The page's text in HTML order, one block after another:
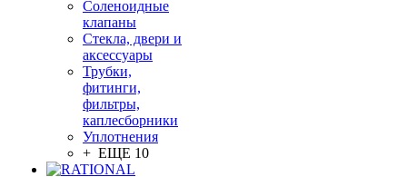
Соленоидные
клапаны
Стекла, двери и
аксессуары
Трубки,
фитинги,
фильтры,
каплесборники
Уплотнения
+ ЕЩЕ 10